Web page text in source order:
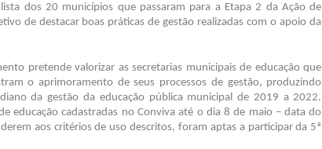
dos 20 municípios que passaram para a Etapa 2 da Ação de
de destacar boas práticas de gestão realizadas com o apoio da
pretende valorizar as secretarias municipais de educação que
o aprimoramento de seus processos de gestão, produzindo
da gestão da educação pública municipal de 2019 a 2022.
educação cadastradas no Conviva até o dia 8 de maio – data do
aos critérios de uso descritos, foram aptas a participar da 5ª